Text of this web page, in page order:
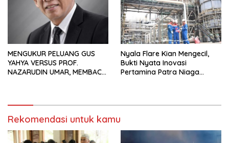
MENGUKUR PELUANG GUS
YAHYA VERSUS PROF.
NAZARUDIN UMAR, MEMBACA
Nyala Flare Kian Mengecil,
Bukti Nyata Inovasi
Pertamina Patra Niaga
Rekomendasi untuk kamu